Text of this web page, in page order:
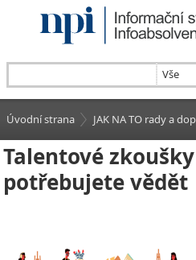
Úvodní strana JAK NA TO rady a
Talentové
potřebujete vědět